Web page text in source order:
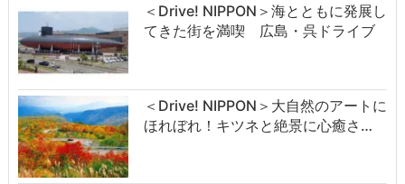
＜Drive! NIPPON＞海とともに発展し
てきた街を満喫 広島・呉ドライブ
＜Drive! NIPPON＞大自然のアートに
ほれぼれ！キツネと絶景に心癒さ…